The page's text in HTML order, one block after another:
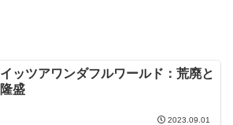
イッツアワンダフルワールド：荒廃と
隆盛
2023.09.01